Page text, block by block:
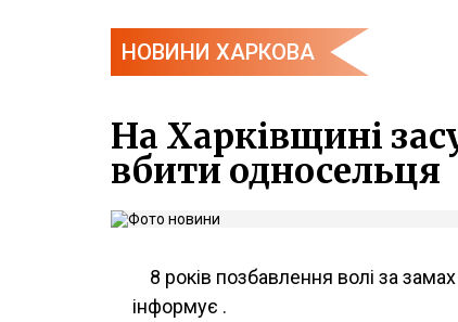
НОВИНИ ХАРКОВА
На Харківщині
вбити односельця
8 років позбавлення волі за
інформує .